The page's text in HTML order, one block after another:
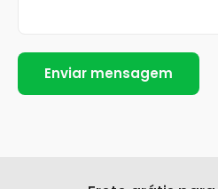
Enviar mensagem